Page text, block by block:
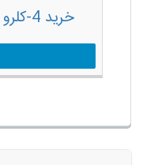
خرید 4-کلرو بنزوئیل کلراید 802618